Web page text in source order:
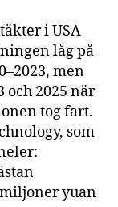
i USA
låg på
men
och 2025 när
tog fart.
som
yuan